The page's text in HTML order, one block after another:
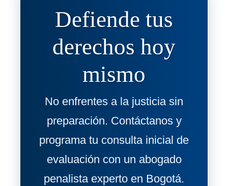
Defiende tus
derechos hoy
mismo
No enfrentes a la justicia sin
preparación. Contáctanos y
programa tu consulta inicial de
evaluación con un abogado
penalista experto en Bogotá.